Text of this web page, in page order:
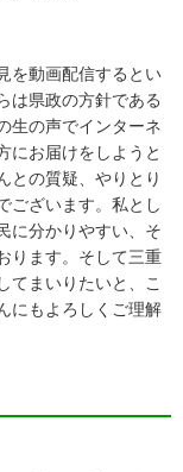
を動画配信するとい
は県政の方針である
生の声でインターネ
にお届けをしようと
との質疑、やりとり
ございます。私とし
に分かりやすい、そ
ります。そして三重
てまいりたいと、こ
にもよろしくご理解